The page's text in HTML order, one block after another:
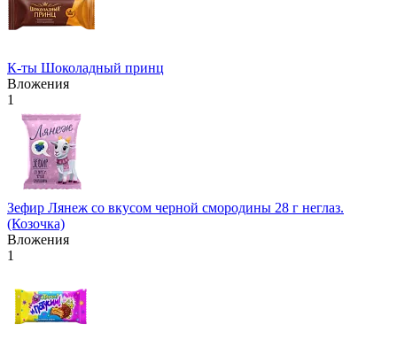
К-ты Шоколадный принц
Вложения
1
Зефир Лянеж со вкусом черной смородины 28 г неглаз.
(Козочка)
Вложения
1